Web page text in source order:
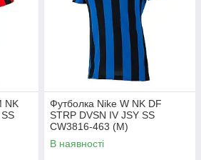
NK
Футболка Nike W NK DF
STRP DVSN IV JSY SS
CW3816-463 (М)
В наявності